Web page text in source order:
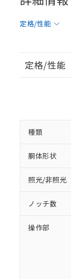
定格/性能
定格/性能
種類
胴体形状
照光/非照光
ノッチ数
操作部